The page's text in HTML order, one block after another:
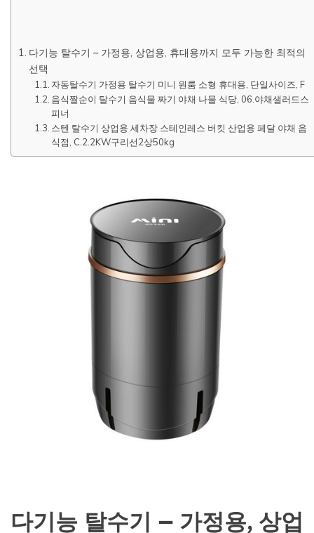
다기능 탈수기 – 가정용, 상업용, 휴대용까지 모두 가능한 최적의
선택
자동탈수기 가정용 탈수기 미니 원룸 소형 휴대용, 단일사이즈, F
음식짤순이 탈수기 음식물 짜기 야채 나물 식당, 06.야채샐러드스
피너
스텐 탈수기 상업용 세차장 스테인레스 버킷 산업용 페달 야채 음
식점, C.2.2KW구리선2상50kg
다기능 탈수기 – 가정용, 상업